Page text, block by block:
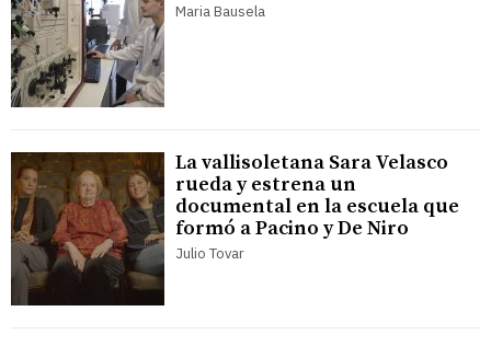
Maria Bausela
La vallisoletana Sara Velasco
rueda y estrena un
documental en la escuela que
formó a Pacino y De Niro
Julio Tovar